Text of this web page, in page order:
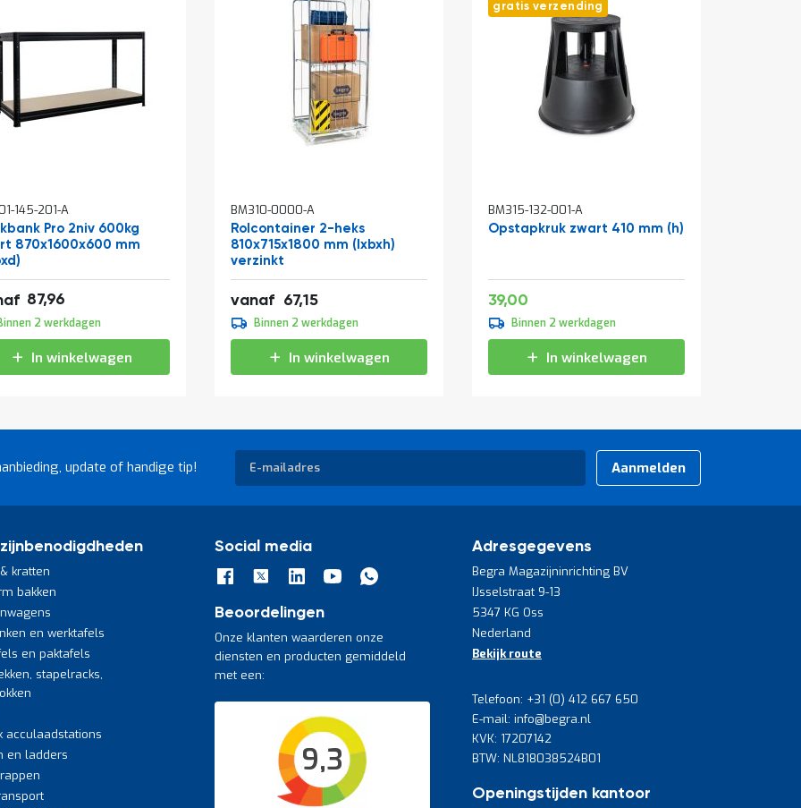
145-201-A
Pro 2niv 600kg
870x1600x600 mm
87,96
2 werkdagen
In winkelwagen
BM310-0000-A
Rolcontainer 2-heks
810x715x1800 mm (lxbxh)
verzinkt
vanaf 67,15
Binnen 2 werkdagen
In winkelwagen
gratis verzending
BM315-132-001-A
Opstapkruk zwart 410 mm (h)
Speciale
prijs
39,00
winkelwagen
Binnen 2 werkdagen
In winkelwagen
update of handige tip!
Abonneer
op
onze
Aanmelden
kratten
bakken
en werktafels
en paktafels
stapelracks,
acculaadstations
en ladders
Social media
Beoordelingen
Onze klanten waarderen onze
diensten en producten gemiddeld
met een:
9,3
Adresgegevens
Begra Magazijninrichting BV
IJsselstraat 9-13
5347 KG Oss
Nederland
Bekijk route
Telefoon: +31 (0) 412 667 650
E-mail: info@begra.nl
KVK: 17207142
BTW: NL818038524B01
Openingstijden kantoor